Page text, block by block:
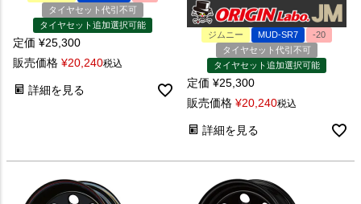
タイヤセット代引不可
タイヤセット追加選択可能
定価 ¥25,300
販売価格 ¥20,240税込
詳細を見る
ジムニー MUD-SR7
-20
タイヤセット代引不可
タイヤセット追加選択可能
定価 ¥25,300
販売価格 ¥20,240税込
詳細を見る